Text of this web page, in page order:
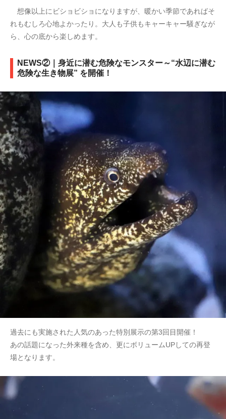
想像以上にビショビショになりますが、暖かい季節であればそ
れもむしろ心地よかったり。大人も子供もキャーキャー騒ぎなが
ら、心の底から楽しめます。
NEWS②｜身近に潜む危険なモンスター～“水辺に潜む
危険な生き物展” を開催！
過去にも実施された人気のあった特別展示の第3回目開催！
あの話題になった外来種を含め、更にボリュームUPしての再登
場となります。